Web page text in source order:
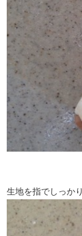
生地を指でしっか